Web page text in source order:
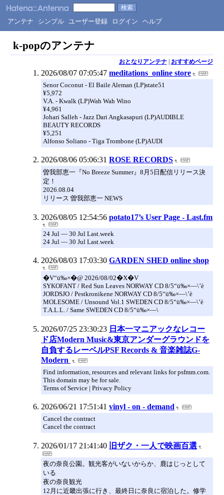
アンテナ シンプル ユーザー登録 ログイン ヘルプ
k-popのアンテナ
おとなりアンテナ| おすすめページ
2026/08/07 07:05:47 meditations_online store
Senor Coconut - El Baile Aleman (LP)state51
¥5,972
V.A. - Kwalk (LP)Wah Wah Wino
¥4,961
Johari Salleh - Jazz Dari Angkasapuri (LP)AUDIBLE
BEAUTY RECORDS
¥5,251
Alfonso Soliano - Tiga Trombone (LP)AUDI
2026/08/06 05:06:31 ROSE RECORDS
曽我部恵一『No Breeze Summer』8月5日配信リリース決
定！
2026.08.04
リリース 曽我部恵一 NEWS
2026/08/05 12:54:56 potato17’s User Page - Last.fm
24 Jul — 30 Jul Last.week
24 Jul — 30 Jul Last.week
2026/08/03 17:03:30 GARDEN SHED online shop
�V“ü‰×�@ 2026/08/02�X�V
SYKOFANT / Red Sun Leaves NORWAY CD 8/5“ü‰×—\’è
JORDSJO / Pestkronikene NORWAY CD 8/5“ü‰×—\’è
MOLESOME / Unsound Vol.1 SWEDEN CD 8/5“ü‰×—\’è
T.A.L.L. / Same SWEDEN CD 8/5“ü‰×—\
2026/07/25 23:30:23 日本一マニアックなレコー
ド店Modern Music&東京アンダーグラウンドを
自負するレーベルPSF Records & 音楽雑誌G-
Modern
Find information, resources and relevant links for psfmm.com.
This domain may be for sale.
Terms of Service | Privacy Policy
2026/06/21 17:51:41 vinyl - on - demand
Cancel the contract
Cancel the contract
2026/01/17 21:41:40 旧ザク・一人で映画百選
夜の奈良公園。観光客がいないからか、鹿はじっとして
いる
夜の奈良観光
12月に近畿出張に行き、最終日に奈良に宿泊した。修学